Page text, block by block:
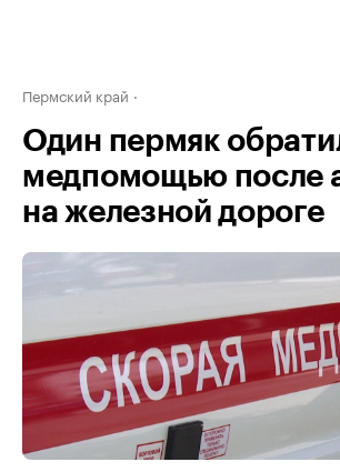
Пермский край
Один пермяк
медпомощью после
на железной дороге